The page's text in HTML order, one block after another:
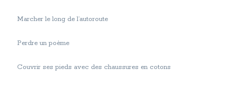
Marcher le long de l’autoroute
Perdre un poème
Couvrir ses pieds avec des chaussures en cotons